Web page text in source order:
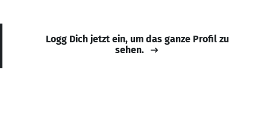
Logg Dich jetzt ein, um das ganze Profil zu
sehen.